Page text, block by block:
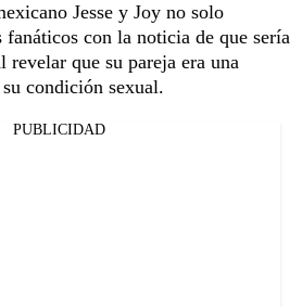
Jesse y Joy no solo
fanáticos con la noticia de que sería
revelar que su pareja era una
condición sexual.
PUBLICIDAD